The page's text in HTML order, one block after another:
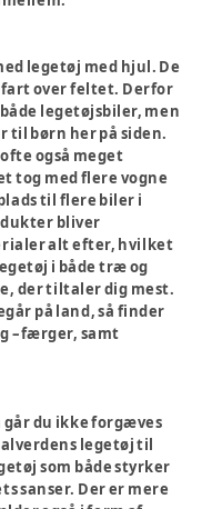
legetøj med hjul. De
fart over feltet. Derfor
legetøjsbiler, men
til børn her på siden.
også meget
tog med flere vogne
til flere biler i
bliver
alt efter, hvilket
i både træ og
der tiltaler dig mest.
på land, så finder
–færger, samt
du ikke forgæves
legetøj til
som både styrker
sanser. Der er mere